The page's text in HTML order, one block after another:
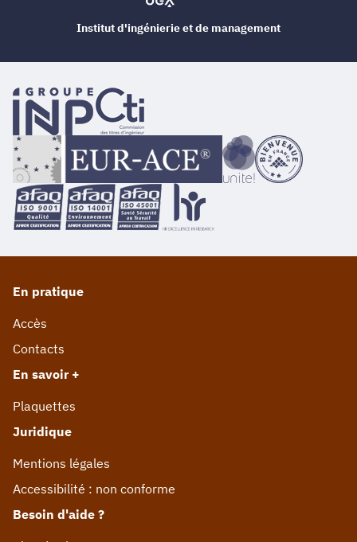
En pratique
Accès
Contacts
En savoir +
Plaquettes
Juridique
Mentions légales
Accessibilité : non conforme
Besoin d'aide ?
Institut d'ingénierie et de management